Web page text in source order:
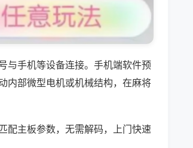
与手机等设备连接。手机端软件预
内部微型电机或机械结构，在麻将
配主板参数，无需解码，上门快速